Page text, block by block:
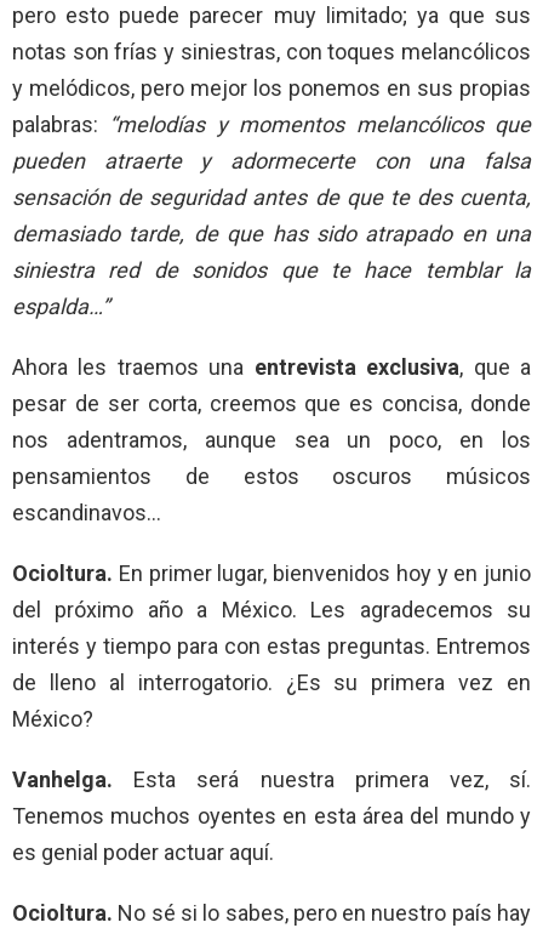
pero esto puede parecer muy limitado; ya que sus
notas son frías y siniestras, con toques melancólicos
y melódicos, pero mejor los ponemos en sus propias
palabras:
“melodías y momentos melancólicos que
pueden atraerte y adormecerte con una falsa
sensación de seguridad antes de que te des cuenta,
demasiado tarde, de que has sido atrapado en una
siniestra red de sonidos que te hace temblar la
espalda…”
Ahora les traemos una entrevista exclusiva, que a
pesar de ser corta, creemos que es concisa, donde
nos adentramos, aunque sea un poco, en los
pensamientos de estos oscuros músicos
escandinavos…
Ocioltura. En primer lugar, bienvenidos hoy y en junio
del próximo año a México. Les agradecemos su
interés y tiempo para con estas preguntas. Entremos
de lleno al interrogatorio. ¿Es su primera vez en
México?
Vanhelga. Esta será nuestra primera vez, sí.
Tenemos muchos oyentes en esta área del mundo y
es genial poder actuar aquí.
Ocioltura. No sé si lo sabes, pero en nuestro país hay